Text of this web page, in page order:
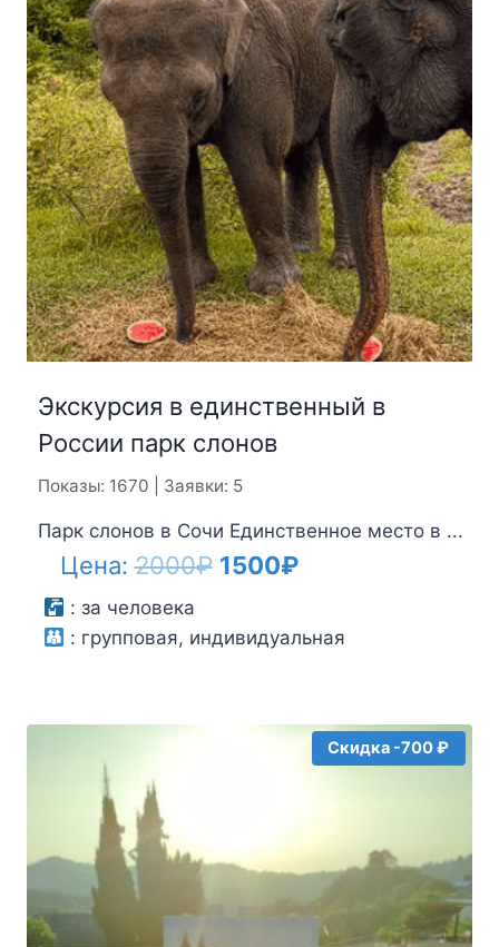
Экскурсия в единственный в
России парк слонов
Показы: 1670 | Заявки: 5
Парк слонов в Сочи Единственное место в ...
Цена:2000₽ Первоначальная
составляла
1500₽Текущая
1500₽.
: за человека
: групповая, индивидуальная
Скидка -700 ₽